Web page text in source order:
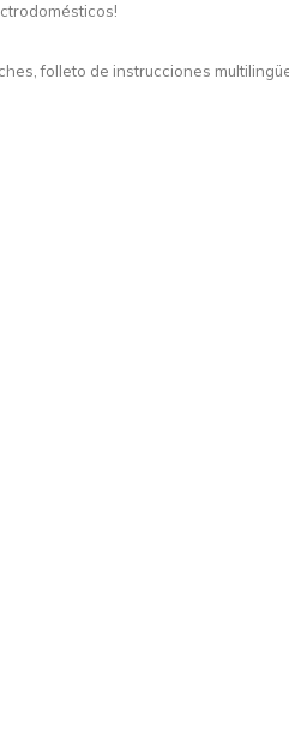
folleto de instrucciones